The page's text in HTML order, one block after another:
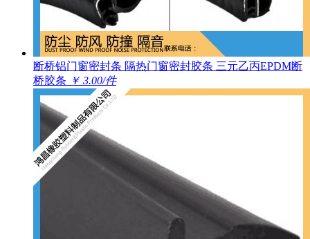
断桥铝门窗密封条 隔热门窗密封胶条 三元乙丙EPDM断
桥胶条 ￥ 3.00/件